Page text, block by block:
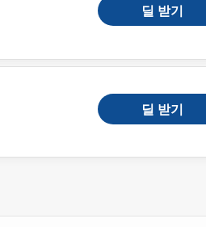
딜 받기
딜 받기